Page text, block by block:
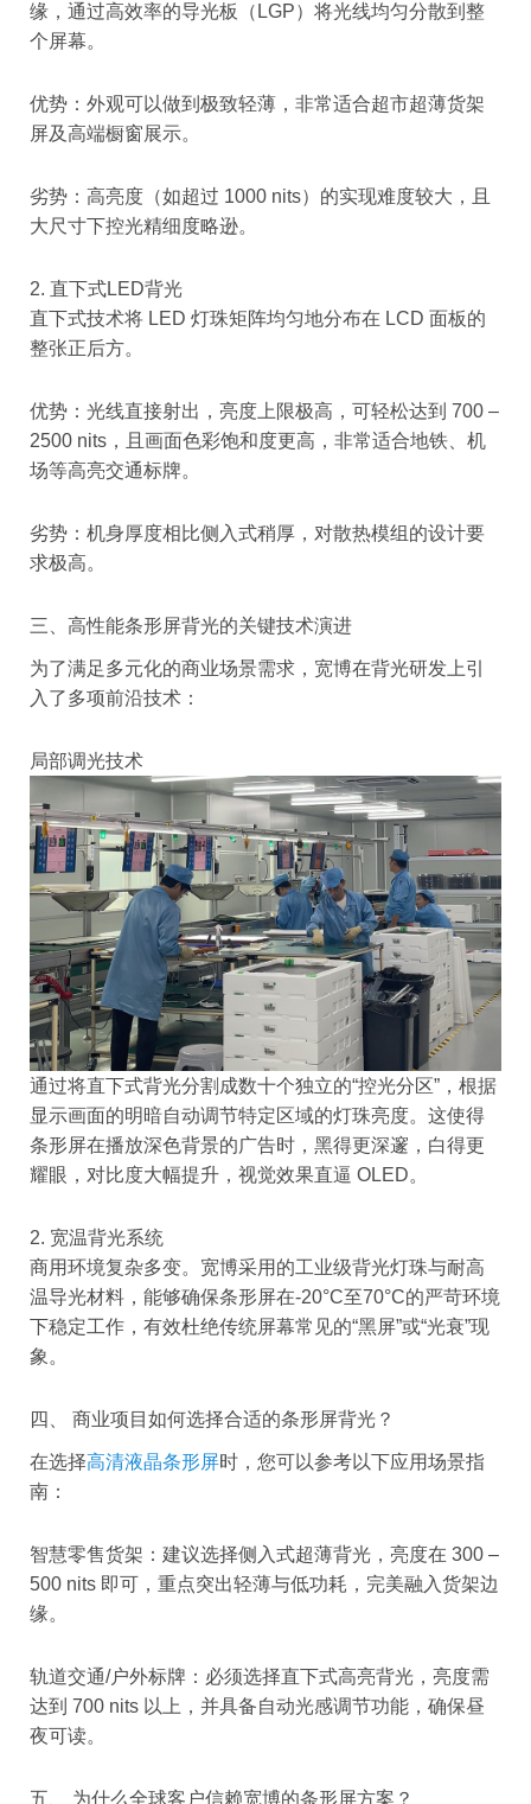
缘，通过高效率的导光板（LGP）将光线均匀分散到整
个屏幕。
优势：外观可以做到极致轻薄，非常适合超市超薄货架
屏及高端橱窗展示。
劣势：高亮度（如超过 1000 nits）的实现难度较大，且
大尺寸下控光精细度略逊。
2. 直下式LED背光
直下式技术将 LED 灯珠矩阵均匀地分布在 LCD 面板的
整张正后方。
优势：光线直接射出，亮度上限极高，可轻松达到 700 –
2500 nits，且画面色彩饱和度更高，非常适合地铁、机
场等高亮交通标牌。
劣势：机身厚度相比侧入式稍厚，对散热模组的设计要
求极高。
三、高性能条形屏背光的关键技术演进
为了满足多元化的商业场景需求，宽博在背光研发上引
入了多项前沿技术：
局部调光技术
通过将直下式背光分割成数十个独立的“控光分区”，根据
显示画面的明暗自动调节特定区域的灯珠亮度。这使得
条形屏在播放深色背景的广告时，黑得更深邃，白得更
耀眼，对比度大幅提升，视觉效果直逼 OLED。
2. 宽温背光系统
商用环境复杂多变。宽博采用的工业级背光灯珠与耐高
温导光材料，能够确保条形屏在-20°C至70°C的严苛环境
下稳定工作，有效杜绝传统屏幕常见的“黑屏”或“光衰”现
象。
四、 商业项目如何选择合适的条形屏背光？
在选择高清液晶条形屏时，您可以参考以下应用场景指
南：
智慧零售货架：建议选择侧入式超薄背光，亮度在 300 –
500 nits 即可，重点突出轻薄与低功耗，完美融入货架边
缘。
轨道交通/户外标牌：必须选择直下式高亮背光，亮度需
达到 700 nits 以上，并具备自动光感调节功能，确保昼
夜可读。
五、 为什么全球客户信赖宽博的条形屏方案？